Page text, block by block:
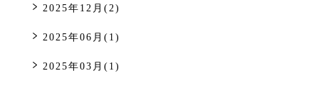
2025年12月(2)
2025年06月(1)
2025年03月(1)